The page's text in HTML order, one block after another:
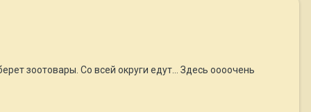
зоотовары. Со всей округи едут... Здесь оооочень